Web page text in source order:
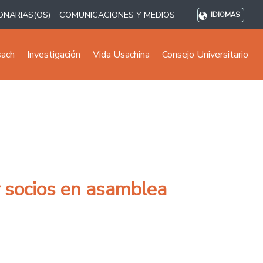
COMUNICACIONES Y MEDIOS IDIOMAS
Investigación Vida Usachina Consejo Universitario
en asamblea